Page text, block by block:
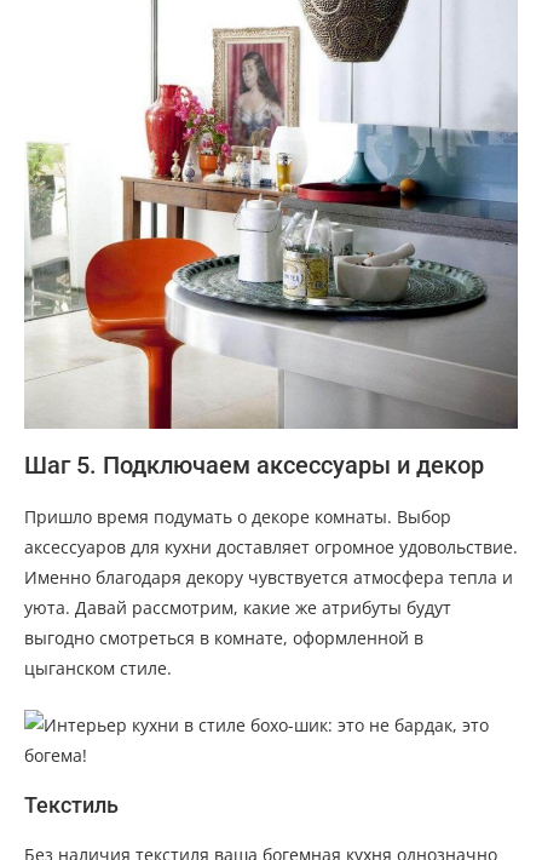
Шаг 5. Подключаем аксессуары и декор
Пришло время подумать о декоре комнаты. Выбор
аксессуаров для кухни доставляет огромное удовольствие.
Именно благодаря декору чувствуется атмосфера тепла и
уюта. Давай рассмотрим, какие же атрибуты будут
выгодно смотреться в комнате, оформленной в
цыганском стиле.
Текстиль
Без наличия текстиля ваша богемная кухня однозначно